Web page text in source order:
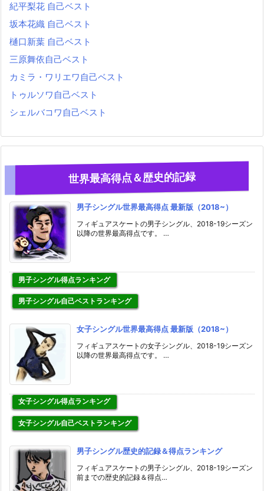
紀平梨花 自己ベスト
坂本花織 自己ベスト
樋口新葉 自己ベスト
三原舞依自己ベスト
カミラ・ワリエワ自己ベスト
トゥルソワ自己ベスト
シェルバコワ自己ベスト
世界最高得点＆歴史的記録
男子シングル世界最高得点 最新版（2018~）
フィギュアスケートの男子シングル、2018-19シーズン
以降の世界最高得点です。 …
男子シングル得点ランキング
男子シングル自己ベストランキング
女子シングル世界最高得点 最新版（2018~）
フィギュアスケートの女子シングル、2018-19シーズン
以降の世界最高得点です。 …
女子シングル得点ランキング
女子シングル自己ベストランキング
男子シングル歴史的記録＆得点ランキング
フィギュアスケートの男子シングル、2018-19シーズン
前までの歴史的記録＆得点…